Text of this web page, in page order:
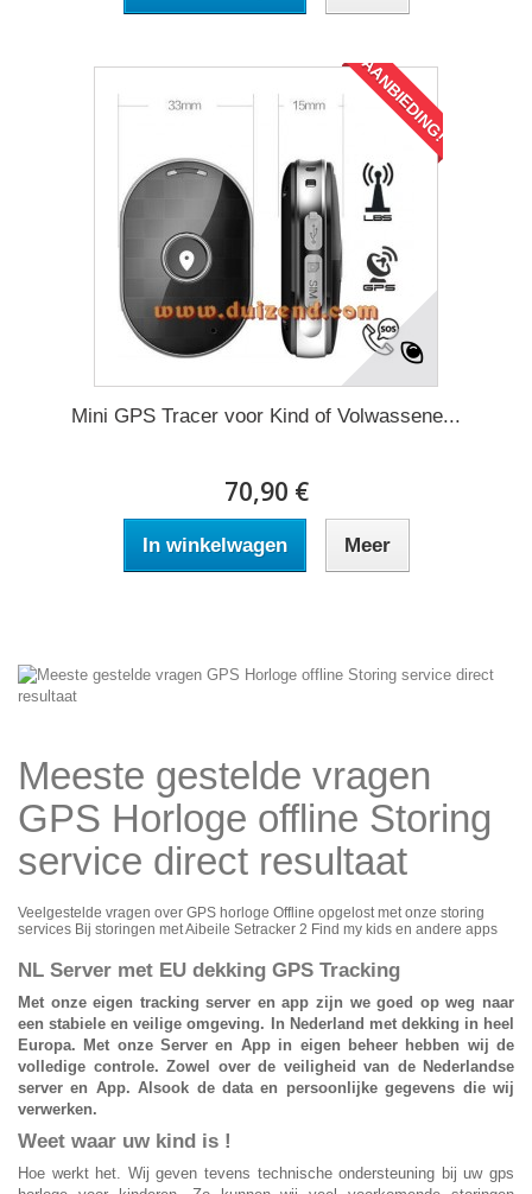
AANBIEDING!
Mini GPS Tracer voor Kind of Volwassene...
70,90 €
In winkelwagen Meer
Meeste gestelde vragen
GPS Horloge offline Storing
service direct resultaat
Veelgestelde vragen over GPS horloge Offline opgelost met onze storing
services Bij storingen met Aibeile Setracker 2 Find my kids en andere apps
NL Server met EU dekking GPS Tracking
Met onze eigen tracking server en app zijn we goed op weg naar
een stabiele en veilige omgeving. In Nederland met dekking in heel
Europa. Met onze Server en App in eigen beheer hebben wij de
volledige controle. Zowel over de veiligheid van de Nederlandse
server en App. Alsook de data en persoonlijke gegevens die wij
verwerken.
Weet waar uw kind is !
Hoe werkt het. Wij geven tevens technische ondersteuning bij uw gps